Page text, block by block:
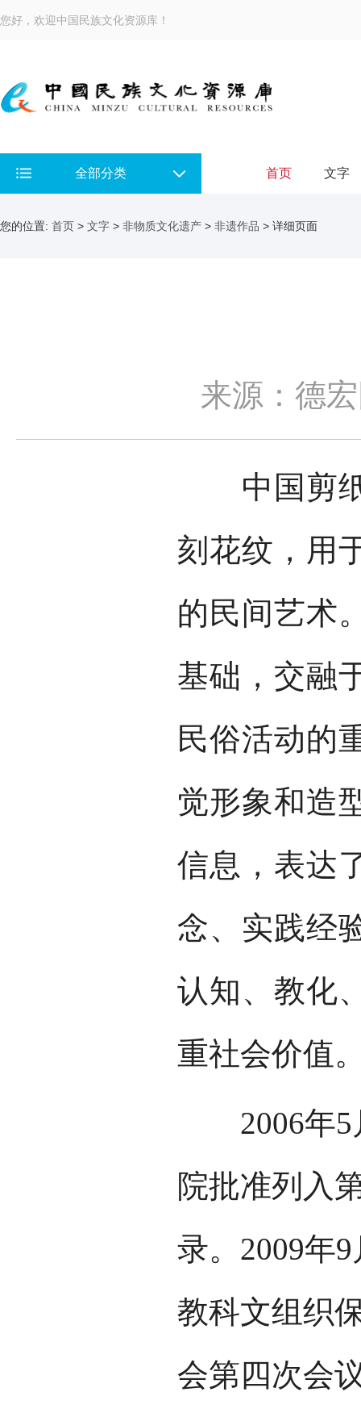
您好，欢迎中国民族文化资源库！
全部分类 首页 文字
您的位置: 首页 > 文字 > 非物质文化遗产 > 非遗作品 > 详细页面
来源：德
中国剪纸
刻花纹，用
的民间艺术
基础，交融
民俗活动的
觉形象和造
信息，表达
念、实践经
认知、教化
重社会价值
2006年5
院批准列入
录。2009年
教科文组织
会第四次会